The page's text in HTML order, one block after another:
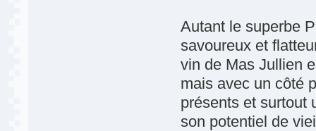
Autant le superbe
savoureux et
vin de Mas Jullien
mais avec un côté
présents et surtout
son potentiel de